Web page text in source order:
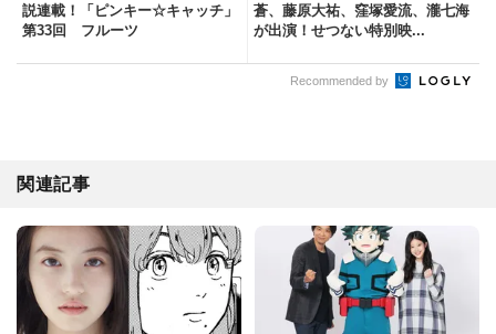
説連載！「ピンキー☆キャッチ」
第33回 フルーツ
蒼、藤原大祐、窪塚愛流、瀧七海
が出演！せつない特別映...
Recommended by
関連記事